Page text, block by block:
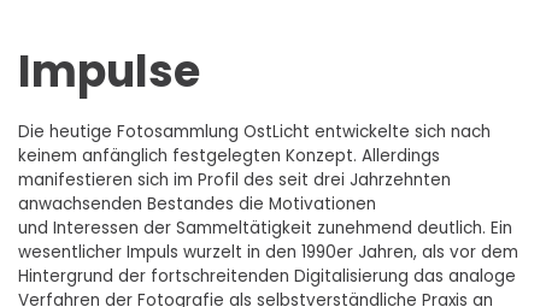
Impulse
Die heutige Fotosammlung OstLicht entwickelte sich nach
keinem anfänglich festgelegten Konzept. Allerdings
manifestieren sich im Profil des seit drei Jahrzehnten
anwachsenden Bestandes die Motivationen
und Interessen der Sammeltätigkeit zunehmend deutlich. Ein
wesentlicher Impuls wurzelt in den 1990er Jahren, als vor dem
Hintergrund der fortschreitenden Digitalisierung das analoge
Verfahren der Fotografie als selbstverständliche Praxis an